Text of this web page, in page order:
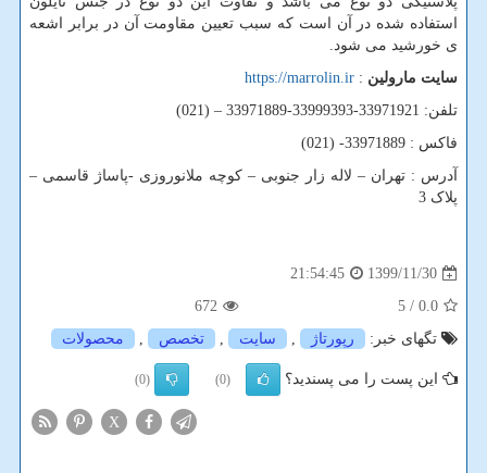
استفاده شده در آن است که سبب تعیین مقاومت آن در برابر اشعه
ی خورشید می شود.
سایت مارولین :
https://marrolin.ir
تلفن: 33971921-33999393-33971889 – (021)
فاکس : 33971889- (021)
آدرس : تهران – لاله زار جنوبی – کوچه ملانوروزی -پاساژ قاسمی –
پلاک 3
1399/11/30
21:54:45
0.0
/ 5
672
تگهای خبر:
رپورتاژ , سایت , تخصص , محصولات
این پست را می پسندید؟ (0)
(0)
X